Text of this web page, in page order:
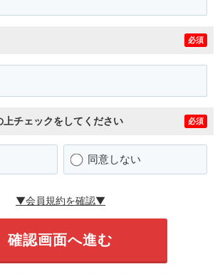
必須
チェックをしてください 必須
同意しない
▼会員規約を確認▼